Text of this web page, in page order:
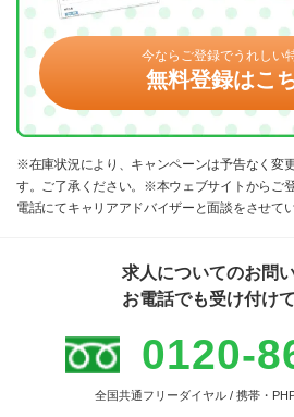
今ならご登録でうれしい
無料登録はこ
※在庫状況により、キャンペーンは予告なく変
す。ご了承ください。※本ウェブサイトからご
電話にてキャリアアドバイザーと面談をさせて
求人についてのお問
お電話でも受け付け
0120-
全国共通フリーダイヤル / 携帯・